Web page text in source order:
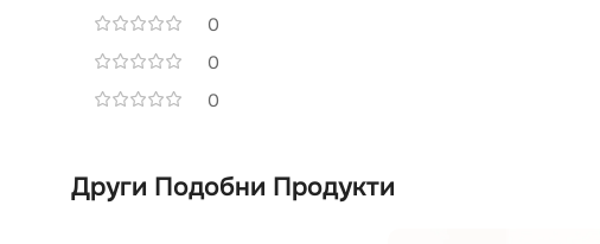
0
0
0
Други Подобни Продукти